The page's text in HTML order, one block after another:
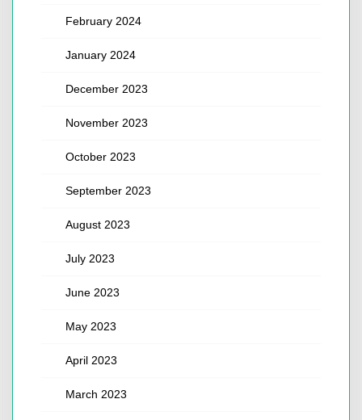
February 2024
January 2024
December 2023
November 2023
October 2023
September 2023
August 2023
July 2023
June 2023
May 2023
April 2023
March 2023